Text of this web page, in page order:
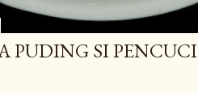
PUDING SI PENCUCI